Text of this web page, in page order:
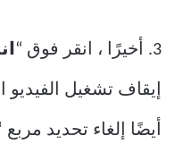
3. أخيرًا ، انقر فوق “
إيقاف تشغيل
أيضًا إلغاء تحديد مربع